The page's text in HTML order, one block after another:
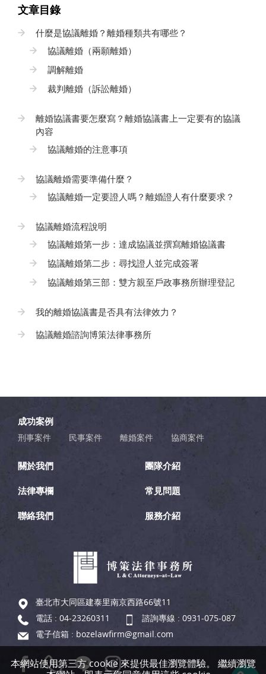
文章目錄
什麼是協議離婚？離婚種類共有哪些？
協議離婚（兩願離婚）
調解離婚
裁判離婚（訴訟離婚）
離婚協議書要怎麼寫？離婚協議書上一定要有的協議
內容
協議離婚的注意事項
協議離婚需要準備什麼？
協議離婚一定要證人嗎？離婚證人有什麼要求？
協議離婚流程說明
協議離婚第一步：達成協議並撰寫離婚協議書
協議離婚第二步：尋找證人並完成簽署
協議離婚第三部：雙方親至戶政事務所辦理登記
我的離婚協議書是否具有法律效力？
協議離婚諮詢博策法律事務所
本網站使用第三方 cookie 來提供最佳瀏覽體驗。 繼續瀏覽
成功案例
刑事案件 民事案件 離婚案件 協商案件
關於我們 團隊介紹
法律專欄 常見問題
聯絡我們 服務介紹
臺北市大同區建泰里南京西路66號11
電話 : 04-23260311 諮詢專線 : 0931-075-087
電子信箱 : bozelawfirm@gmail.com